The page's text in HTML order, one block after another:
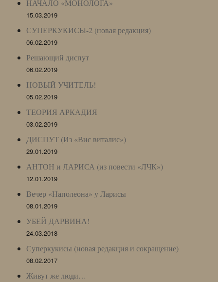
НАЧАЛО «МОНОЛОГА»
15.03.2019
СУПЕРКУКИСЫ-2 (новая редакция)
06.02.2019
Решающий диспут
06.02.2019
НОВЫЙ УЧИТЕЛЬ!
05.02.2019
ТЕОРИЯ АРКАДИЯ
03.02.2019
ДИСПУТ (Из «Вис виталис»)
29.01.2019
АНТОН и ЛАРИСА (из повести «ЛЧК»)
12.01.2019
Вечер «Наполеона» у Ларисы
08.01.2019
УБЕЙ ДАРВИНА!
24.03.2018
Суперкукисы (новая редакция и сокращение)
08.02.2017
Живут же люди…